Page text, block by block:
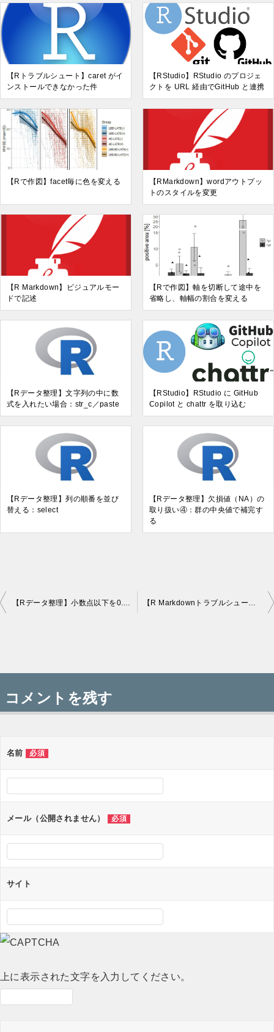
【Rトラブルシュート】caret がイ
ンストールできなかった件
【RStudio】RStudio のプロジェ
クトを URL 経由でGitHub と連携
【Rで作図】facet毎に色を変える
【RMarkdown】wordアウトプッ
トのスタイルを変更
【R Markdown】ビジュアルモー
ドで記述
【Rで作図】軸を切断して途中を
省略し、軸幅の割合を変える
【Rデータ整理】文字列の中に数
式を入れたい場合：str_c／paste
【RStudio】RStudio に GitHub
Copilot と chattr を取り込む
【Rデータ整理】列の順番を並び
替える：select
【Rデータ整理】欠損値（NA）の
取り扱い④：群の中央値で補完す
る
投
稿
ナ
ゲ
シ
ョ
【Rデータ整理】小数点以下を0.00とかに揃えたい場合 【R Markdownトラブルシュート】Run All Chunks Above が使えなくなった件
コメントを残す
名前 必須
メール（公開されません） 必須
サイト
上に表示された文字を入力してください。